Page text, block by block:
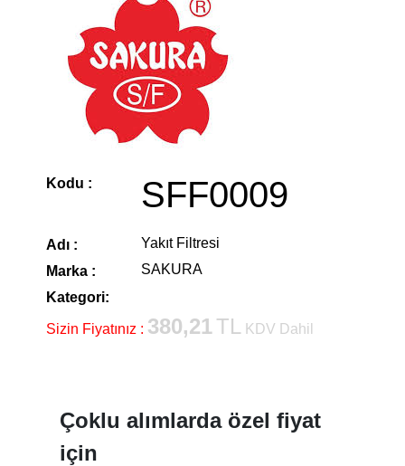
Kodu : SFF0009
Adı :
Yakıt Filtresi
Marka :
SAKURA
Kategori:
Sizin Fiyatınız : 380,21TL KDV Dahil
Çoklu alımlarda özel fiyat
için